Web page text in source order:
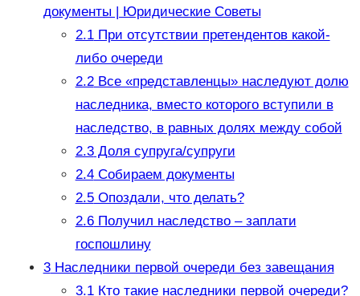
документы | Юридические Советы
2.1При отсутствии претендентов какой-
либо очереди
2.2Все «представленцы» наследуют долю
наследника, вместо которого вступили в
наследство, в равных долях между собой
2.3Доля супруга/супруги
2.4Собираем документы
2.5Опоздали, что делать?
2.6Получил наследство – заплати
госпошлину
3Наследники первой очереди без завещания
3.1Кто такие наследники первой очереди?